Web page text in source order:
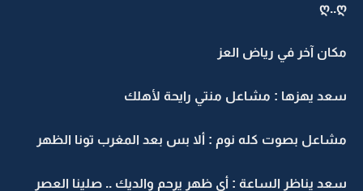
ღ..ღ
مكان آخر في رياض العز
سعد يهزها : مشاعل منتي رايحة لأهلك
مشاعل بصوت كله نوم : ألا بس بعد المغرب تونا الظهر
سعد يناظر الساعة : أي ظهر يرحم والديك .. صلينا العصر